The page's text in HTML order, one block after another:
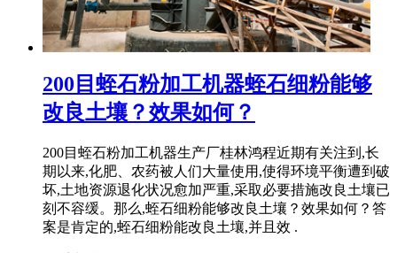
200目蛭石粉加工机器蛭石细粉能够
改良土壤？效果如何？
200目蛭石粉加工机器生产厂桂林鸿程近期有关注到,长
期以来,化肥、农药被人们大量使用,使得环境平衡遭到破
坏,土地资源退化状况愈加严重,采取必要措施改良土壤已
刻不容缓。那么,蛭石细粉能够改良土壤？效果如何？答
案是肯定的,蛭石细粉能改良土壤,并且效 .